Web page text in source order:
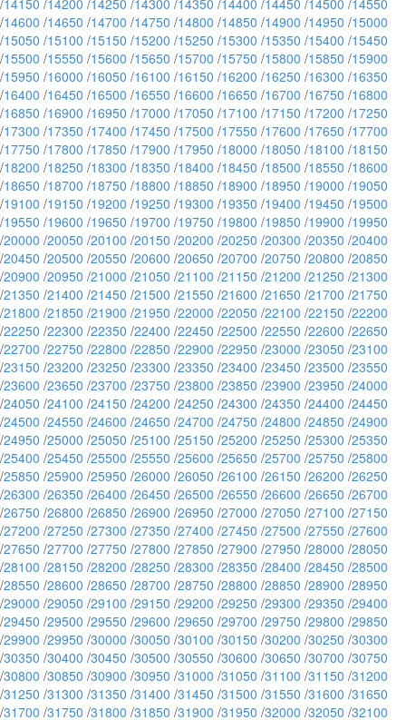
/14150 /14200 /14250 /14300 /14350 /14400 /14450 /14500 /14550
/14600 /14650 /14700 /14750 /14800 /14850 /14900 /14950 /15000
/15050 /15100 /15150 /15200 /15250 /15300 /15350 /15400 /15450
/15500 /15550 /15600 /15650 /15700 /15750 /15800 /15850 /15900
/15950 /16000 /16050 /16100 /16150 /16200 /16250 /16300 /16350
/16400 /16450 /16500 /16550 /16600 /16650 /16700 /16750 /16800
/16850 /16900 /16950 /17000 /17050 /17100 /17150 /17200 /17250
/17300 /17350 /17400 /17450 /17500 /17550 /17600 /17650 /17700
/17750 /17800 /17850 /17900 /17950 /18000 /18050 /18100 /18150
/18200 /18250 /18300 /18350 /18400 /18450 /18500 /18550 /18600
/18650 /18700 /18750 /18800 /18850 /18900 /18950 /19000 /19050
/19100 /19150 /19200 /19250 /19300 /19350 /19400 /19450 /19500
/19550 /19600 /19650 /19700 /19750 /19800 /19850 /19900 /19950
/20000 /20050 /20100 /20150 /20200 /20250 /20300 /20350 /20400
/20450 /20500 /20550 /20600 /20650 /20700 /20750 /20800 /20850
/20900 /20950 /21000 /21050 /21100 /21150 /21200 /21250 /21300
/21350 /21400 /21450 /21500 /21550 /21600 /21650 /21700 /21750
/21800 /21850 /21900 /21950 /22000 /22050 /22100 /22150 /22200
/22250 /22300 /22350 /22400 /22450 /22500 /22550 /22600 /22650
/22700 /22750 /22800 /22850 /22900 /22950 /23000 /23050 /23100
/23150 /23200 /23250 /23300 /23350 /23400 /23450 /23500 /23550
/23600 /23650 /23700 /23750 /23800 /23850 /23900 /23950 /24000
/24050 /24100 /24150 /24200 /24250 /24300 /24350 /24400 /24450
/24500 /24550 /24600 /24650 /24700 /24750 /24800 /24850 /24900
/24950 /25000 /25050 /25100 /25150 /25200 /25250 /25300 /25350
/25400 /25450 /25500 /25550 /25600 /25650 /25700 /25750 /25800
/25850 /25900 /25950 /26000 /26050 /26100 /26150 /26200 /26250
/26300 /26350 /26400 /26450 /26500 /26550 /26600 /26650 /26700
/26750 /26800 /26850 /26900 /26950 /27000 /27050 /27100 /27150
/27200 /27250 /27300 /27350 /27400 /27450 /27500 /27550 /27600
/27650 /27700 /27750 /27800 /27850 /27900 /27950 /28000 /28050
/28100 /28150 /28200 /28250 /28300 /28350 /28400 /28450 /28500
/28550 /28600 /28650 /28700 /28750 /28800 /28850 /28900 /28950
/29000 /29050 /29100 /29150 /29200 /29250 /29300 /29350 /29400
/29450 /29500 /29550 /29600 /29650 /29700 /29750 /29800 /29850
/29900 /29950 /30000 /30050 /30100 /30150 /30200 /30250 /30300
/30350 /30400 /30450 /30500 /30550 /30600 /30650 /30700 /30750
/30800 /30850 /30900 /30950 /31000 /31050 /31100 /31150 /31200
/31250 /31300 /31350 /31400 /31450 /31500 /31550 /31600 /31650
/31700 /31750 /31800 /31850 /31900 /31950 /32000 /32050 /32100